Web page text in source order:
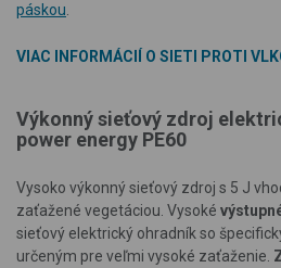
páskou
VIAC INFORMÁCIÍ O SIETI PROTI
Výkonný sieťový zdroj
power energy PE60
Vysoko výkonný sieťový zdroj s 5 J
zaťažené vegetáciou. Vysoké
sieťový elektrický ohradník so
určeným pre veľmi vysoké zaťaženie.